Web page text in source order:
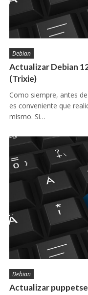
Debian
Actualizar Debian
(Trixie)
Como siempre, antes
es conveniente que
mismo. Si…
Debian
Actualizar